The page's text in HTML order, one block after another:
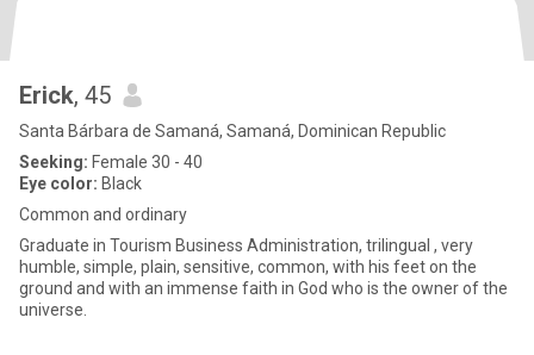
Erick, 45
Santa Bárbara de Samaná, Samaná, Dominican Republic
Seeking: Female 30 - 40
Eye color: Black
Common and ordinary
Graduate in Tourism Business Administration, trilingual , very
humble, simple, plain, sensitive, common, with his feet on the
ground and with an immense faith in God who is the owner of the
universe.